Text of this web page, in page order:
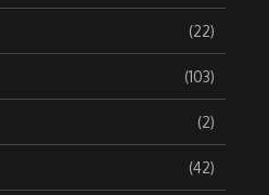
(22)
(103)
(2)
(42)